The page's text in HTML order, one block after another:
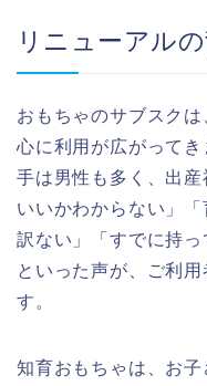
リニューアル
おもちゃのサブスク
心に利用が広がって
手は男性も多く、出
いいかわからない」
訳ない」「すでに持っ
といった声が、ご利
す。
知育おもちゃは、お